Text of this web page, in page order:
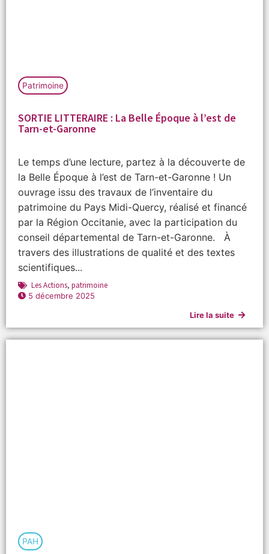
Patrimoine
SORTIE LITTERAIRE : La Belle Époque à l’est de
Tarn-et-Garonne
Le temps d’une lecture, partez à la découverte de
la Belle Époque à l’est de Tarn-et-Garonne ! Un
ouvrage issu des travaux de l’inventaire du
patrimoine du Pays Midi-Quercy, réalisé et financé
par la Région Occitanie, avec la participation du
conseil départemental de Tarn-et-Garonne. À
travers des illustrations de qualité et des textes
scientifiques...
Les Actions, patrimoine
5 décembre 2025
Lire la suite
PAH